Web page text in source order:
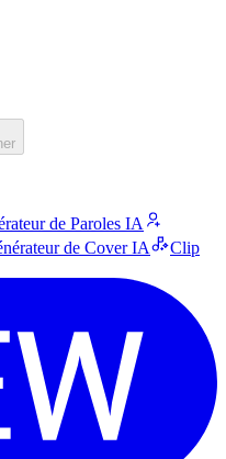
de Paroles IA
de Cover IA
Clip